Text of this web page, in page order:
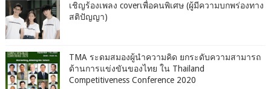
เชิญร้องเพลง coverเพื่อคนพิเศษ (ผู้มีความบกพร่องทาง
สติปัญญา)
TMA ระดมสมองผู้นำความคิด ยกระดับความสามารถ
ด้านการแข่งขันของไทย ใน Thailand
Competitiveness Conference 2020